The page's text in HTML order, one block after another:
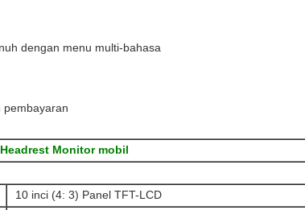
dengan menu multi-bahasa
pembayaran
Monitor mobil
10 inci (4: 3) Panel TFT-LCD